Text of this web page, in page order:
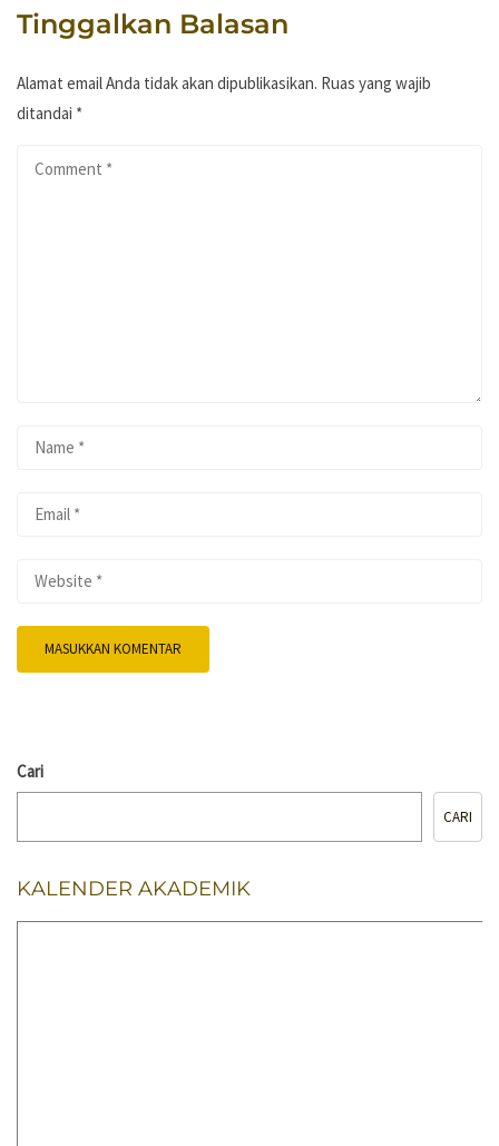
Tinggalkan Balasan
Alamat email Anda tidak akan dipublikasikan. Ruas yang wajib
ditandai *
Cari
CARI
KALENDER AKADEMIK